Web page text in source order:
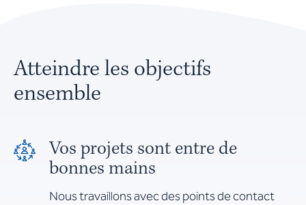
Atteindre les objectifs
ensemble
Vos projets sont entre de
bonnes mains
Nous travaillons avec des points de contact